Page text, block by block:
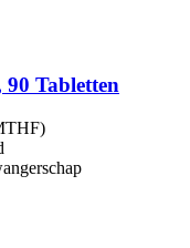
Tabletten